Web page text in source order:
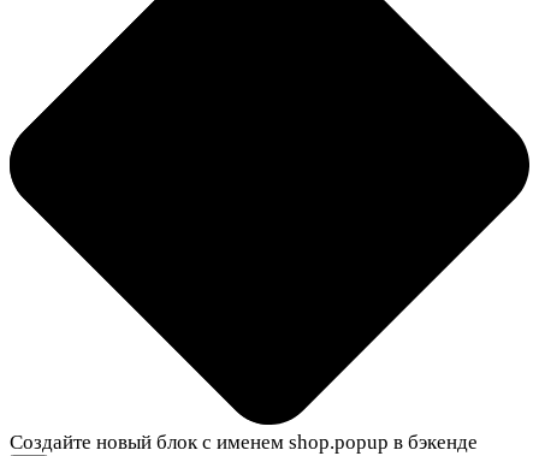
Создайте новый блок с именем shop.popup в бэкенде